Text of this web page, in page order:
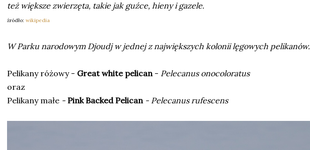
też większe zwierzęta, takie jak guźce, hieny i gazele.
źródło: wikipedia
W Parku narodowym Djoudj w jednej z największych kolonii lęgowych pelikanów.
Pelikany różowy - Great white pelican- Pelecanus onocoloratus
oraz
Pelikany małe - Pink Backed Pelican- Pelecanus rufescens